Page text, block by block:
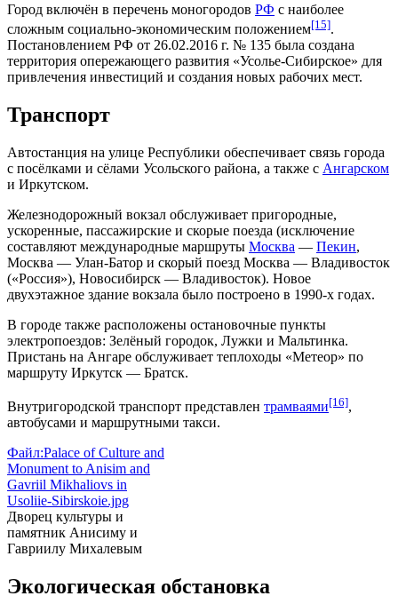
Город включён в перечень моногородов РФ с наиболее
сложным социально-экономическим положением[15].
Постановлением РФ от 26.02.2016 г. № 135 была создана
территория опережающего развития «Усолье-Сибирское» для
привлечения инвестиций и создания новых рабочих мест.
Транспорт
Автостанция на улице Республики обеспечивает связь города
с посёлками и сёлами Усольского района, а также с Ангарском
и Иркутском.
Железнодорожный вокзал обслуживает пригородные,
ускоренные, пассажирские и скорые поезда (исключение
составляют международные маршруты Москва — Пекин,
Москва — Улан-Батор и скорый поезд Москва — Владивосток
(«Россия»), Новосибирск — Владивосток). Новое
двухэтажное здание вокзала было построено в 1990-х годах.
В городе также расположены остановочные пункты
электропоездов: Зелёный городок, Лужки и Мальтинка.
Пристань на Ангаре обслуживает теплоходы «Метеор» по
маршруту Иркутск — Братск.
Внутригородской транспорт представлен трамваями[16],
автобусами и маршрутными такси.
Файл:Palace of Culture and
Monument to Anisim and
Gavriil Mikhaliovs in
Usoliie-Sibirskoie.jpg
Дворец культуры и
памятник Анисиму и
Гавриилу Михалевым
Экологическая обстановка